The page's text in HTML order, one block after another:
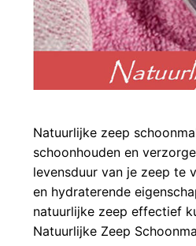
Natuurlijke zeep
schoonhouden en
levensduur van je zeep te
en hydraterende
natuurlijke zeep effectief
Natuurlijke Zeep